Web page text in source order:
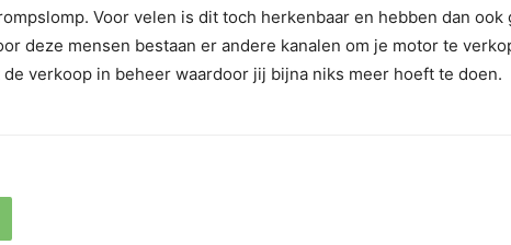
Voor velen is dit toch herkenbaar en hebben dan ook
deze mensen bestaan er andere kanalen om je motor te
de verkoop in beheer waardoor jij bijna niks meer hoeft te doen.